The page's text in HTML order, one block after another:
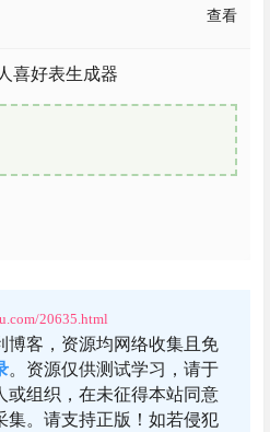
查看
喜好表生成器
20635.html
博客，资源均网络收集且免
。资源仅供测试学习，请于
或组织，在未征得本站同意
集。请支持正版！如若侵犯